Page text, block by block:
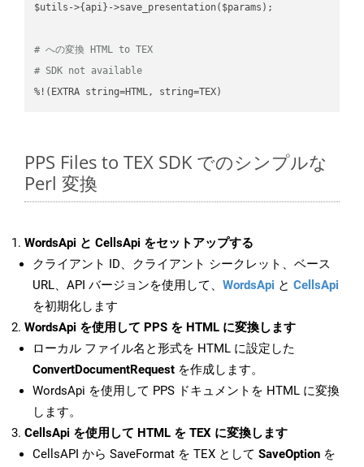
$utils->{api}->save_presentation($params);
# への変換 HTML to TEX
# SDK not available
%!(EXTRA string=HTML, string=TEX)
PPS Files to TEX SDK でのシンプルな
Perl 変換
WordsApi と CellsApi をセットアップする
クライアント ID、クライアント シークレット、ベース
URL、API バージョンを使用して、 WordsApi と CellsApi
を初期化します
WordsApi を使用して PPS を HTML に変換します
ローカル ファイル名と形式を HTML に設定した
ConvertDocumentRequest を作成します。
WordsApi を使用して PPS ドキュメントを HTML に変換
します。
CellsApi を使用して HTML を TEX に変換します
CellsAPI から SaveFormat を TEX として SaveOption を